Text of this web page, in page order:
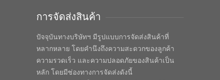
การจัดส่งสินค้า
ปัจจุบันทางบริษัทฯ มีรูปแบบการจัดส่งสินค้าที่
หลากหลาย โดยคำนึงถึงความสะดวกของลูกค้า
ความรวดเร็ว และความปลอดภัยของสินค้าเป็น
หลัก โดยมีช่องทางการจัดส่งดังนี้